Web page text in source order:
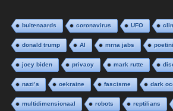
buitenaards coronavirus UFO
donald trump AI mrna jabs
joey biden privacy mark rutte
nazi’s oekraine fascisme dark
multidimensionaal robots reptilians